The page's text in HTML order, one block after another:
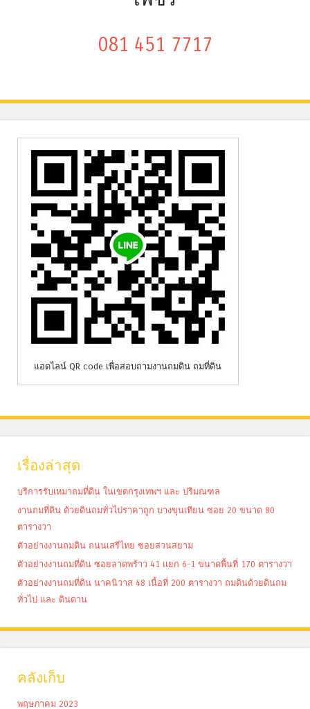
081 451 7717
แอดไลน์ QR code เพื่อสอบถามงานถมดิน ถมที่ดิน
เรื่องล่าสุด
บริการรับเหมาถมที่ดิน ในเขตกรุงเทพฯ และ ปริมณฑล
งานถมที่ดิน ด้วยดินถมทั่วไปราคาถูก บางขุนเทียน ซอย 20 ขนาด 80
ตารางวา
ตัวอย่างงานถมดิน ถนนเสรีไทย ซอยสวนสยาม
ตัวอย่างงานถมที่ดิน ซอยลาดพร้าว 41 แยก 6-1 ขนาดพื้นที่ 170 ตารางวา
ตัวอย่างงานถมที่ดิน นาคนิวาส 48 เนื้อที่ 200 ตารางวา ถมดินด้วยดินถม
ทั่วไป และ ดินดาน
คลังเก็บ
พฤษภาคม 2023